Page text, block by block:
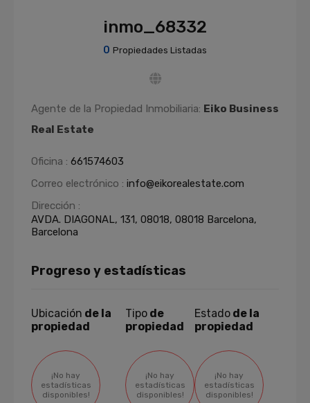
inmo_68332
0 Propiedades Listadas
Agente de la Propiedad Inmobiliaria: Eiko Business
Real Estate
Oficina : 661574603
Correo electrónico : info@eikorealestate.com
Dirección :
AVDA. DIAGONAL, 131, 08018, 08018 Barcelona,
Barcelona
Progreso y estadísticas
Ubicación de la
propiedad
¡No hay
estadísticas
disponibles!
Tipo de
propiedad
¡No hay
estadísticas
disponibles!
Estado de la
propiedad
¡No hay
estadísticas
disponibles!